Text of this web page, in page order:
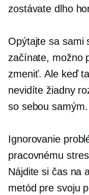
zostávate dlho
Opýtajte sa sami
začínate, možno
zmeniť. Ale keď
nevidíte žiadny
so sebou samým.
Ignorovanie
pracovnému
Nájdite si čas na
metód pre svoju